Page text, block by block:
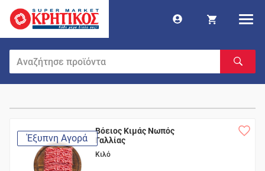
Έξυπνη Αγορά
Βόειος Κιμάς Νωπός
Γαλλίας
Κιλό